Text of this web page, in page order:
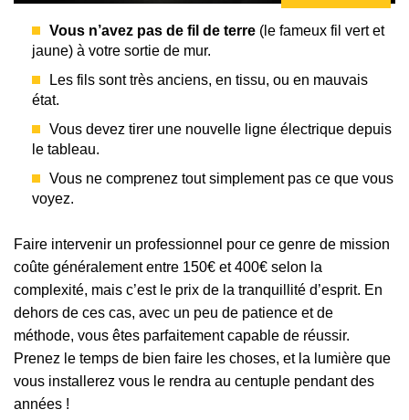
Vous n’avez pas de fil de terre (le fameux fil vert et
jaune) à votre sortie de mur.
Les fils sont très anciens, en tissu, ou en mauvais
état.
Vous devez tirer une nouvelle ligne électrique depuis
le tableau.
Vous ne comprenez tout simplement pas ce que vous
voyez.
Faire intervenir un professionnel pour ce genre de mission
coûte généralement entre 150€ et 400€ selon la
complexité, mais c’est le prix de la tranquillité d’esprit. En
dehors de ces cas, avec un peu de patience et de
méthode, vous êtes parfaitement capable de réussir.
Prenez le temps de bien faire les choses, et la lumière que
vous installerez vous le rendra au centuple pendant des
années !